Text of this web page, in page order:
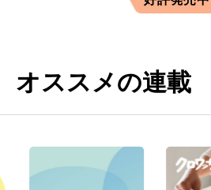
オススメの連載